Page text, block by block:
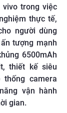
trong việc
thực tế,
người dùng
tượng mạnh
6500mAh
thiết kế siêu
camera
vận hành
gian.